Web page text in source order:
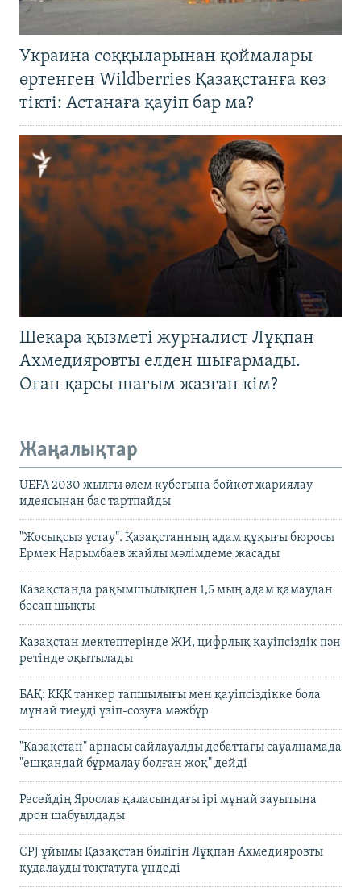
Украина соққыларынан қоймалары
өртенген Wildberries Қазақстанға көз
тікті: Астанаға қауіп бар ма?
Шекара қызметі журналист Лұқпан
Ахмедияровты елден шығармады.
Оған қарсы шағым жазған кім?
Жаңалықтар
UEFA 2030 жылғы әлем кубогына бойкот жариялау
идеясынан бас тартпайды
"Жосықсыз ұстау". Қазақстанның адам құқығы бюросы
Ермек Нарымбаев жайлы мәлімдеме жасады
Қазақстанда рақымшылықпен 1,5 мың адам қамаудан
босап шықты
Қазақстан мектептерінде ЖИ, цифрлық қауіпсіздік пән
ретінде оқытылады
БАҚ: КҚК танкер тапшылығы мен қауіпсіздікке бола
мұнай тиеуді үзіп-созуға мәжбүр
"Қазақстан" арнасы сайлауалды дебаттағы сауалнамада
"ешқандай бұрмалау болған жоқ" дейді
Ресейдің Ярослав қаласындағы ірі мұнай зауытына
дрон шабуылдады
CPJ ұйымы Қазақстан билігін Лұқпан Ахмедияровты
қудалауды тоқтатуға үндеді